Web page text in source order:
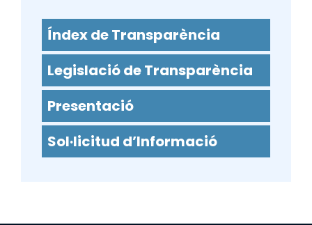
Índex de Transparència
Legislació de Transparència
Presentació
Sol·licitud d’Informació